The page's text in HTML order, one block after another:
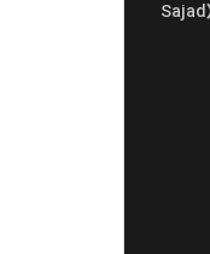
دانلود آهنگ سجاد حاتمی دلبر جذاب (Sajad